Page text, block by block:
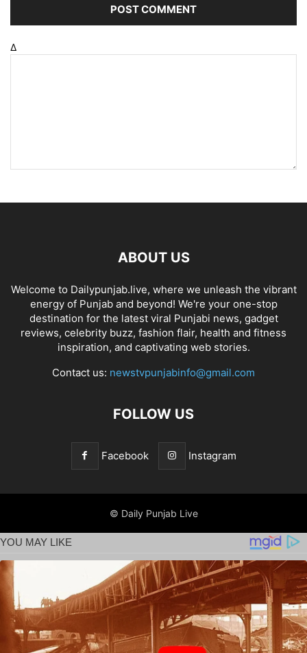
Δ
ABOUT US
Welcome to Dailypunjab.live, where we unleash the vibrant
energy of Punjab and beyond! We're your one-stop
destination for the latest viral Punjabi news, gadget
reviews, celebrity buzz, fashion flair, health and fitness
inspiration, and captivating web stories.
Contact us: newstvpunjabinfo@gmail.com
FOLLOW US
Facebook Instagram
© Daily Punjab Live